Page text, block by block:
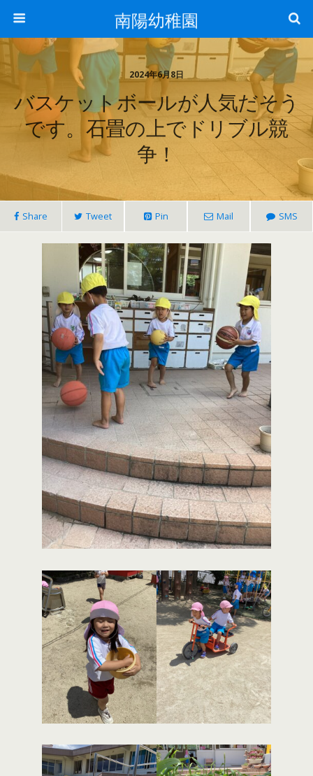
南陽幼稚園
2024年6月8日
バスケットボールが人気だそう
です。石畳の上でドリブル競
争！
Share Tweet Pin Mail SMS